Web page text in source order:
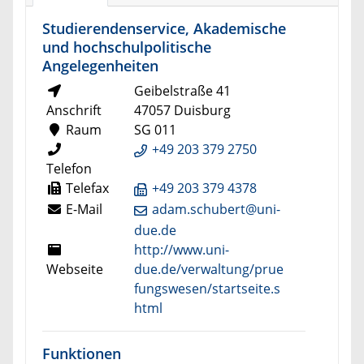
Studierendenservice, Akademische
und hochschulpolitische
Angelegenheiten
Anschrift
Geibelstraße 41
47057 Duisburg
Raum
SG 011
Telefon
+49 203 379 2750
Telefax
+49 203 379 4378
E-Mail
adam.schubert@uni-
due.de
Webseite
http://www.uni-
due.de/verwaltung/prue
fungswesen/startseite.s
html
Funktionen